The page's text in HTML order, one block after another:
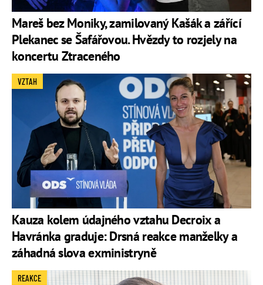
Mareš bez Moniky, zamilovaný Kašák a zářící
Plekanec se Šafářovou. Hvězdy to rozjely na
koncertu Ztraceného
Kauza kolem údajného vztahu Decroix a
Havránka graduje: Drsná reakce manželky a
záhadná slova exministryně
VZTAH
REAKCE